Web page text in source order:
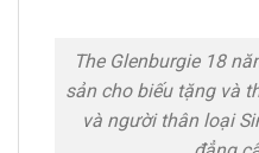
The Glenburgie 18
sản cho biếu tặng và
và người thân loại